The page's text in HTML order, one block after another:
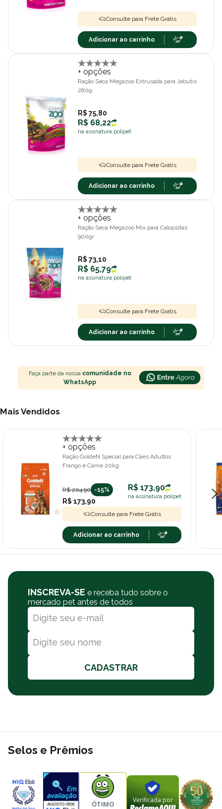
Consulte para Frete Grátis
Adicionar ao carrinho
+ opções
Ração Seca Megazoo Extrusada para Jabutis
280g
R$ 75,80
R$ 68,22
na assinatura polipet
Consulte para Frete Grátis
Adicionar ao carrinho
+ opções
Ração Seca Megazoo Mix para Calopsitas
900gr
R$ 73,10
R$ 65,79
na assinatura polipet
Consulte para Frete Grátis
Adicionar ao carrinho
Faça parte da nossa comunidade no
WhatsApp
Mais Vendidos
+ opções
Ração GoldeN Special para Cães Adultos
Frango e Carne 20kg
R$ 204,90 -15%
R$ 173,90
R$ 173,90
na assinatura polipet
Consulte para Frete Grátis
Adicionar ao carrinho
INSCREVA-SE e receba tudo sobre o
mercado pet antes de todos
CADASTRAR
Selos e Prêmios
ÓTIMO Verificada por